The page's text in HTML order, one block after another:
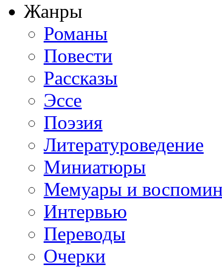
Жанры
Романы
Повести
Рассказы
Эссе
Поэзия
Литературоведение
Миниатюры
Мемуары и
Интервью
Переводы
Очерки